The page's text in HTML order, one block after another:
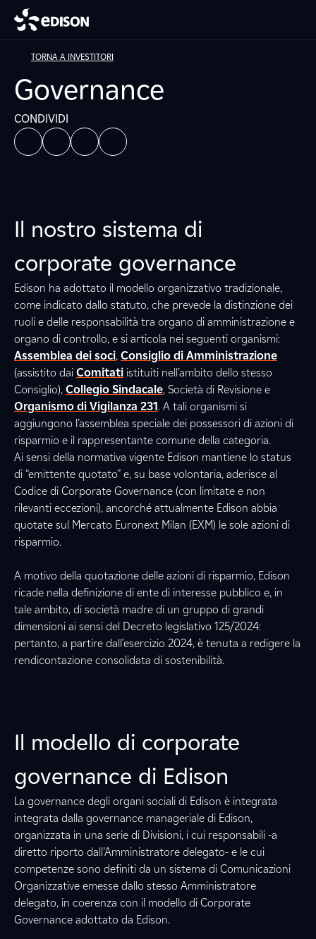
TORNA A INVESTITORI
Governance
CONDIVIDI
Il nostro sistema di
corporate governance
Edison ha adottato il modello organizzativo tradizionale,
come indicato dallo statuto, che prevede la distinzione dei
ruoli e delle responsabilità tra organo di amministrazione e
organo di controllo, e si articola nei seguenti organismi:
Assemblea dei soci, Consiglio di Amministrazione
(assistito dai Comitati istituiti nell’ambito dello stesso
Consiglio), Collegio Sindacale, Società di Revisione e
Organismo di Vigilanza 231. A tali organismi si
aggiungono l’assemblea speciale dei possessori di azioni di
risparmio e il rappresentante comune della categoria.
Ai sensi della normativa vigente Edison mantiene lo status
di “emittente quotato” e, su base volontaria, aderisce al
Codice di Corporate Governance (con limitate e non
rilevanti eccezioni), ancorché attualmente Edison abbia
quotate sul Mercato Euronext Milan (EXM) le sole azioni di
risparmio.
A motivo della quotazione delle azioni di risparmio, Edison
ricade nella definizione di ente di interesse pubblico e, in
tale ambito, di società madre di un gruppo di grandi
dimensioni ai sensi del Decreto legislativo 125/2024:
pertanto, a partire dall’esercizio 2024, è tenuta a redigere la
rendicontazione consolidata di sostenibilità.
Il modello di corporate
governance di Edison
La governance degli organi sociali di Edison è integrata
integrata dalla governance manageriale di Edison,
organizzata in una serie di Divisioni, i cui responsabili -a
diretto riporto dall’Amministratore delegato- e le cui
competenze sono definiti da un sistema di Comunicazioni
Organizzative emesse dallo stesso Amministratore
delegato, in coerenza con il modello di Corporate
Governance adottato da Edison.